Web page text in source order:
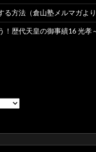
る方法（倉山塾メルマガより
！歴代天皇の御事績16 光孝